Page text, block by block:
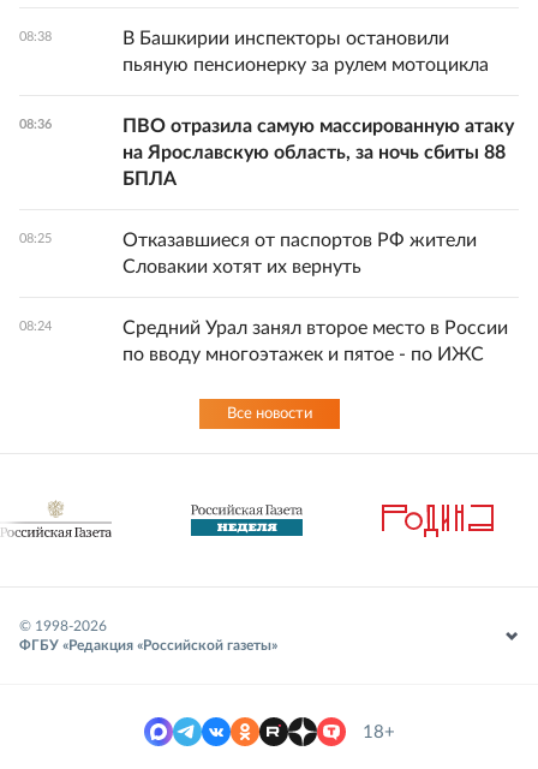
08:38
В Башкирии инспекторы остановили
пьяную пенсионерку за рулем мотоцикла
08:36
ПВО отразила самую массированную атаку
на Ярославскую область, за ночь сбиты 88
БПЛА
08:25
Отказавшиеся от паспортов РФ жители
Словакии хотят их вернуть
08:24
Средний Урал занял второе место в России
по вводу многоэтажек и пятое - по ИЖС
Все новости
© 1998-2026
ФГБУ «Редакция «Российской газеты»
18+